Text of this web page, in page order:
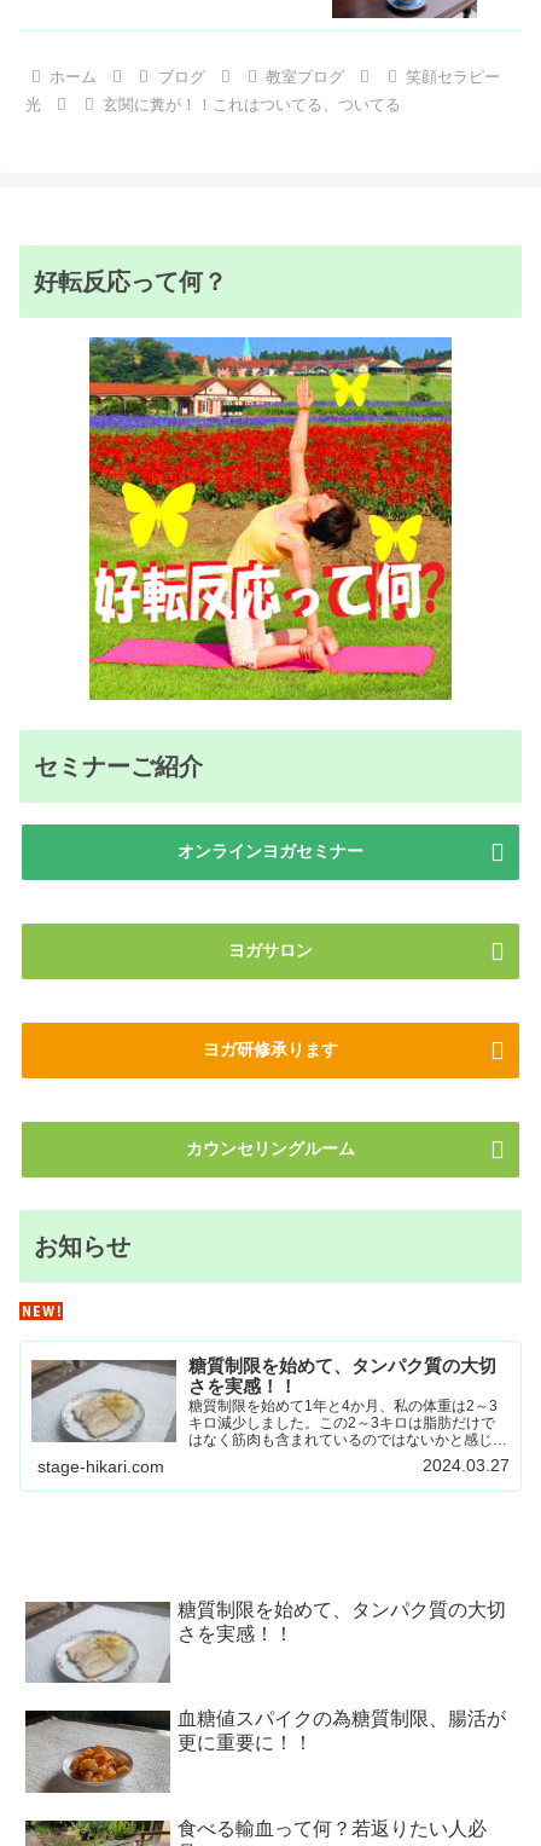
ホーム ブログ 教室ブログ
笑顔セラピー
光
玄関に糞が！！これはついてる、ついてる
好転反応って何？
セミナーご紹介
オンラインヨガセミナー
ヨガサロン
ヨガ研修承ります
カウンセリングルーム
お知らせ
糖質制限を始めて、タンパク質の大切
さを実感！！
糖質制限を始めて1年と4か月、私の体重は2～3
キロ減少しました。この2～3キロは脂肪だけで
はなく筋肉も含まれているのではないかと感じる
程、疲労感を感じる時がありました。「これはや
ばい～」と危機感を感じた私は、それから積極的
にたんぱく質摂取を心がける様になりました。
stage-hikari.com 2024.03.27
糖質制限を始めて、タンパク質の大切
さを実感！！
血糖値スパイクの為糖質制限、腸活が
更に重要に！！
食べる輸血って何？若返りたい人必